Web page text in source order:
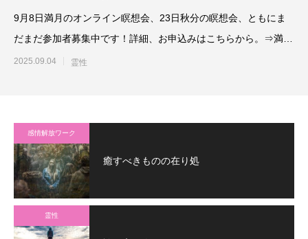
9月8日満月のオンライン瞑想会、23日秋分の瞑想会、ともにま
だまだ参加者募集中です！詳細、お申込みはこちらから。⇒満月
のオンライン
2025.09.04 霊性
感情解放ワーク
癒すべきものの在り処
霊性